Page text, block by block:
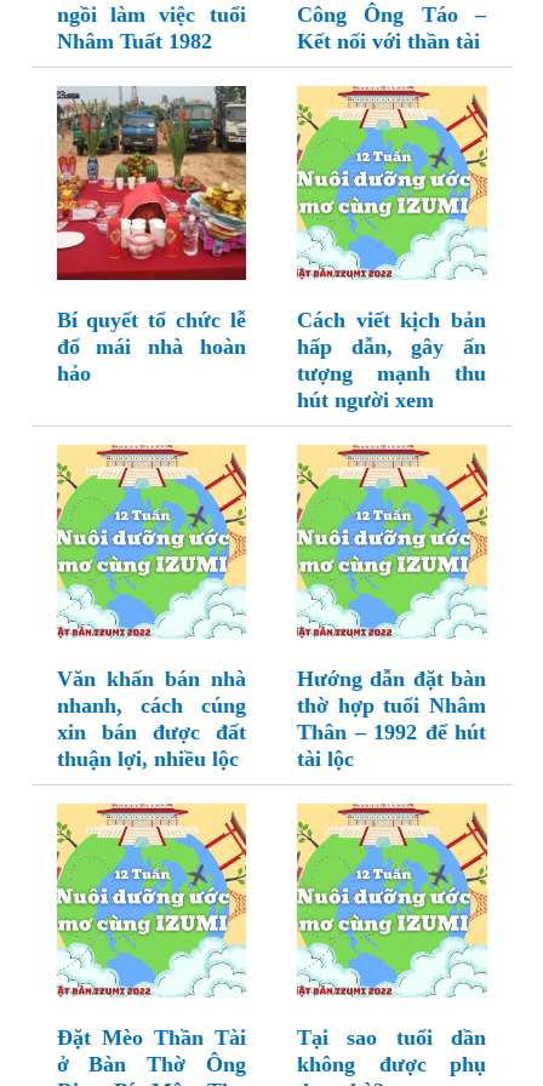
ngồi làm việc tuổi
Nhâm Tuất 1982
Công Ông Táo –
Kết nối với thần tài
Bí quyết tổ chức lễ
đổ mái nhà hoàn
hảo
Cách viết kịch bản
hấp dẫn, gây ấn
tượng mạnh thu
hút người xem
Văn khấn bán nhà
nhanh, cách cúng
xin bán được đất
thuận lợi, nhiều lộc
Hướng dẫn đặt bàn
thờ hợp tuổi Nhâm
Thân – 1992 để hút
tài lộc
Đặt Mèo Thần Tài
ở Bàn Thờ Ông
Tại sao tuổi dần
không được phụ